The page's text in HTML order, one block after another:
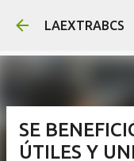
Ir al
LAEXTRABCS
SE
ÚTILES Y